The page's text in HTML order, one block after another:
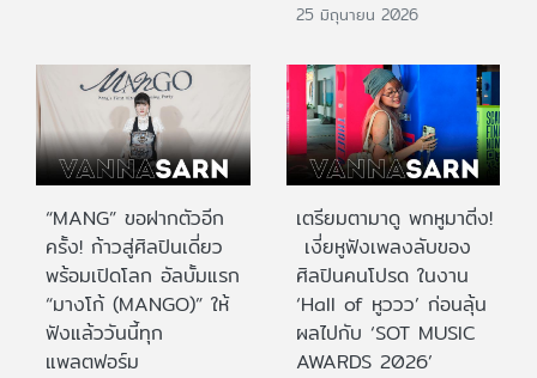
25 มิถุนายน 2026
“MANG” ขอฝากตัวอีก
ครั้ง! ก้าวสู่ศิลปินเดี่ยว
พร้อมเปิดโลก อัลบั้มแรก
“มางโก้ (MANGO)” ให้
ฟังแล้ววันนี้ทุก
แพลตฟอร์ม
เตรียมตามาดู พกหูมาติ่ง!
เงี่ยหูฟังเพลงลับของ
ศิลปินคนโปรด ในงาน
‘Hall of หูววว’ ก่อนลุ้น
ผลไปกับ ‘SOT MUSIC
AWARDS 2026’